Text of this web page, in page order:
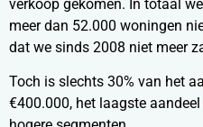
verkoop gekomen. In totaal
meer dan 52.000 woningen
dat we sinds 2008 niet meer
Toch is slechts 30% van het
€400.000, het laagste